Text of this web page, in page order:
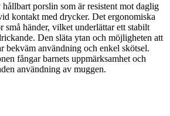
porslin som är resistent mot daglig
kontakt med drycker. Det ergonomiska
små händer, vilket underlättar ett stabilt
Den släta ytan och möjligheten att
bekväm användning och enkel skötsel.
fångar barnets uppmärksamhet och
användning av muggen.